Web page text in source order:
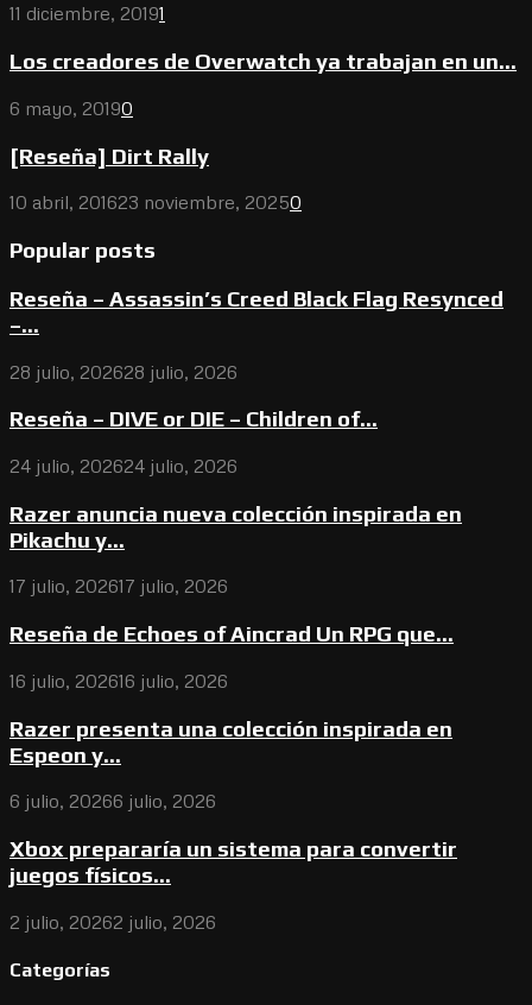
11 diciembre, 20191
Los creadores de Overwatch ya trabajan en un...
6 mayo, 20190
[Reseña] Dirt Rally
10 abril, 201623 noviembre, 20250
Popular posts
Reseña – Assassin’s Creed Black Flag Resynced
–...
28 julio, 202628 julio, 2026
Reseña – DIVE or DIE – Children of...
24 julio, 202624 julio, 2026
Razer anuncia nueva colección inspirada en
Pikachu y...
17 julio, 202617 julio, 2026
Reseña de Echoes of Aincrad Un RPG que...
16 julio, 202616 julio, 2026
Razer presenta una colección inspirada en
Espeon y...
6 julio, 20266 julio, 2026
Xbox prepararía un sistema para convertir
juegos físicos...
2 julio, 20262 julio, 2026
Categorías